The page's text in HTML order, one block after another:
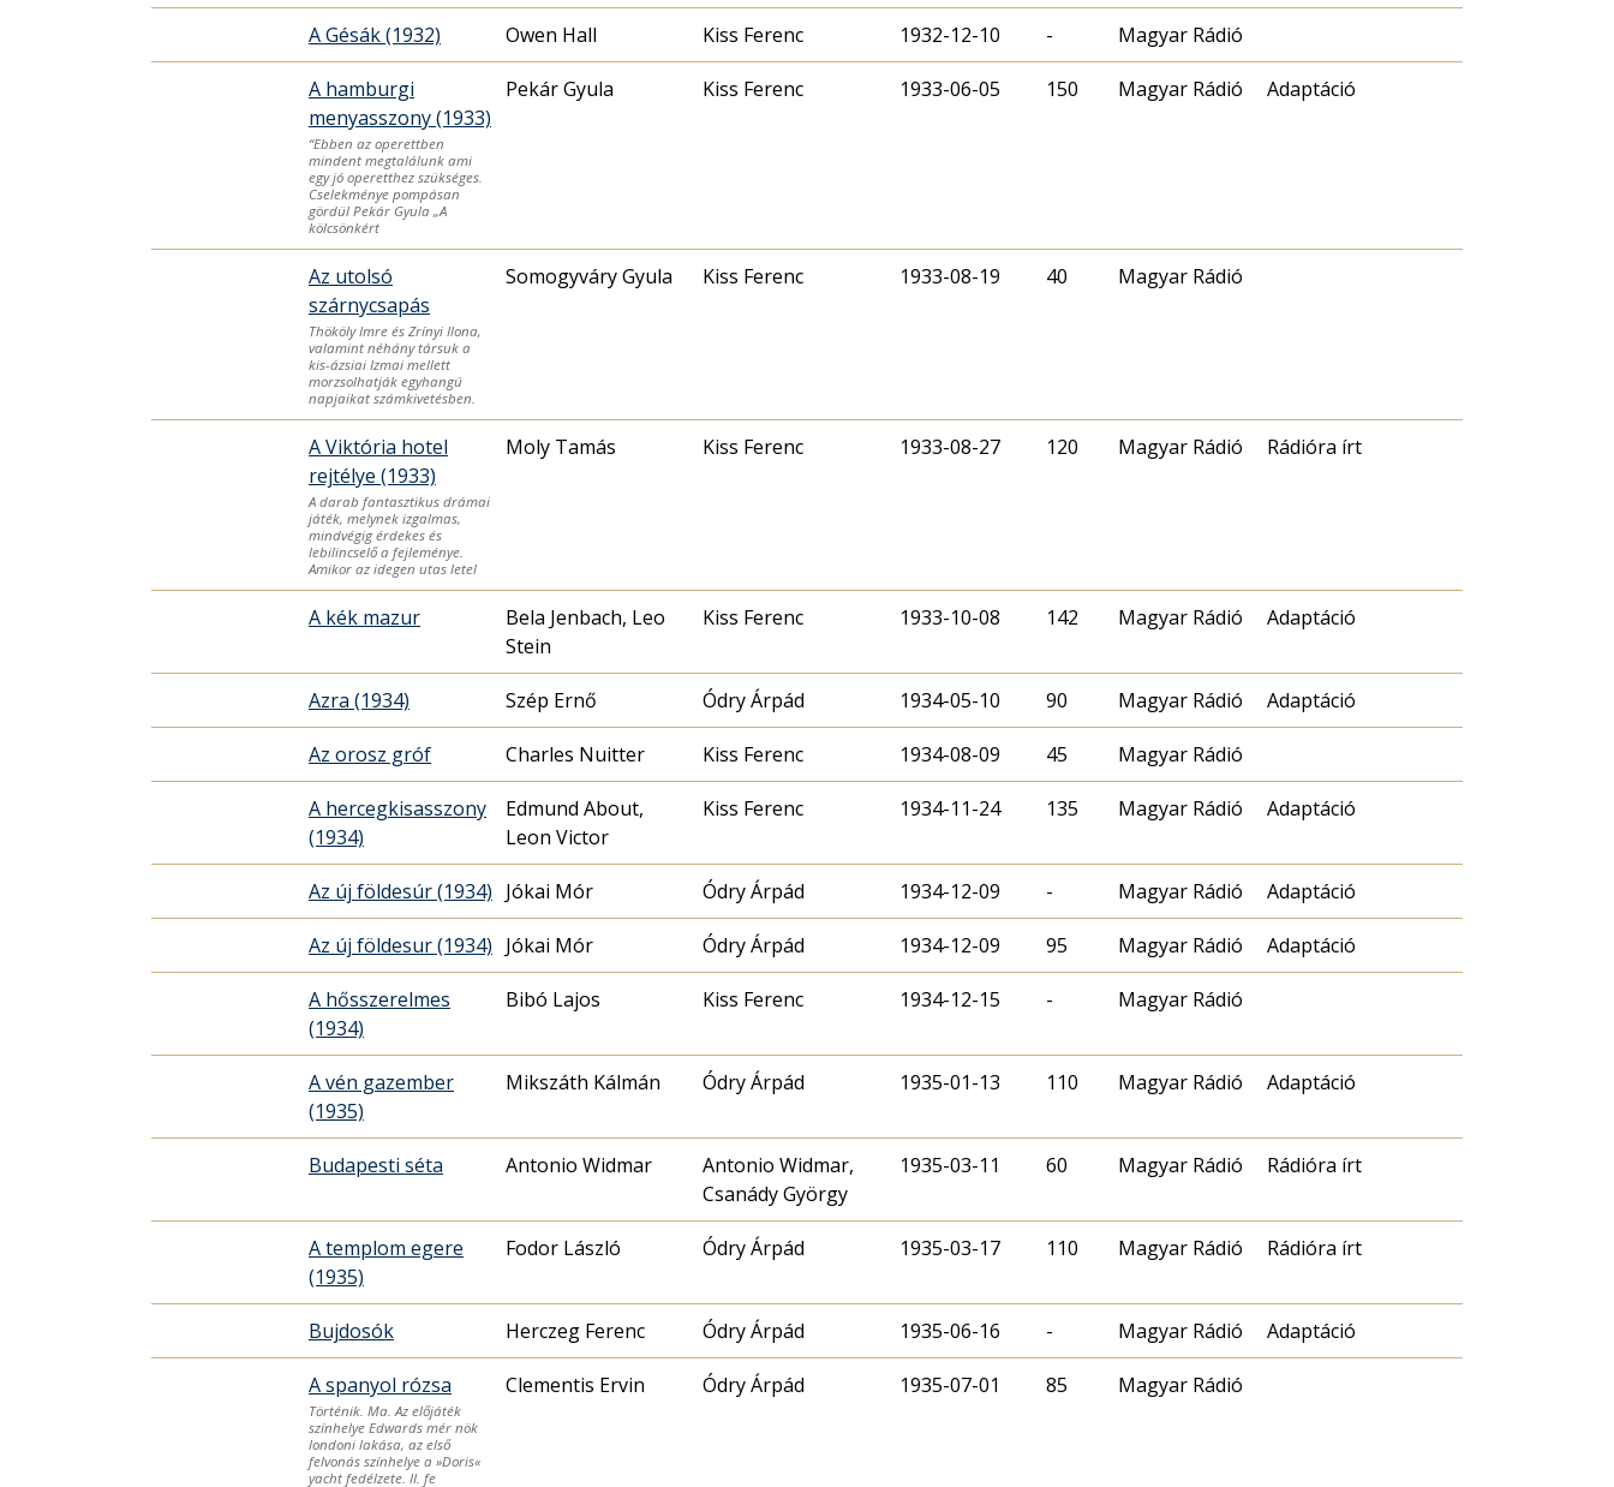
A Gésák (1932) Owen Hall Kiss Ferenc 1932-12-10 - Magyar Rádió
A hamburgi
menyasszony (1933)
“Ebben az operettben
mindent megtalálunk ami
egy jó operetthez szükséges.
Cselekménye pompásan
gördül Pekár Gyula „A
kölcsönkért
Pekár Gyula Kiss Ferenc 1933-06-05 150 Magyar Rádió Adaptáció
Az utolsó
szárnycsapás
Thököly Imre és Zrínyi Ilona,
valamint néhány társuk a
kis-ázsiai Izmai mellett
morzsolhatják egyhangú
napjaikat számkivetésben.
Somogyváry Gyula Kiss Ferenc 1933-08-19 40 Magyar Rádió
A Viktória hotel
rejtélye (1933)
A darab fantasztikus drámai
játék, melynek izgalmas,
mindvégig érdekes és
lebilincselő a fejleménye.
Amikor az idegen utas letel
Moly Tamás Kiss Ferenc 1933-08-27 120 Magyar Rádió Rádióra írt
A kék mazur
Bela Jenbach, Leo
Stein
Kiss Ferenc 1933-10-08 142 Magyar Rádió Adaptáció
Azra (1934) Szép Ernő Ódry Árpád 1934-05-10 90 Magyar Rádió Adaptáció
Az orosz gróf Charles Nuitter Kiss Ferenc 1934-08-09 45 Magyar Rádió
A hercegkisasszony
(1934)
Edmund About,
Leon Victor
Kiss Ferenc 1934-11-24 135 Magyar Rádió Adaptáció
Az új földesúr (1934) Jókai Mór Ódry Árpád 1934-12-09 - Magyar Rádió Adaptáció
Az új földesur (1934) Jókai Mór Ódry Árpád 1934-12-09 95 Magyar Rádió Adaptáció
A hősszerelmes
(1934)
Bibó Lajos Kiss Ferenc 1934-12-15 - Magyar Rádió
A vén gazember
(1935)
Mikszáth Kálmán Ódry Árpád 1935-01-13 110 Magyar Rádió Adaptáció
Budapesti séta Antonio Widmar
Antonio Widmar,
Csanády György
1935-03-11 60 Magyar Rádió Rádióra írt
A templom egere
(1935)
Fodor László Ódry Árpád 1935-03-17 110 Magyar Rádió Rádióra írt
Bujdosók Herczeg Ferenc Ódry Árpád 1935-06-16 - Magyar Rádió Adaptáció
A spanyol rózsa
Történik. Ma. Az előjáték
színhelye Edwards mér nök
londoni lakása, az első
felvonás színhelye a »Doris«
yacht fedélzete. II. fe
Clementis Ervin Ódry Árpád 1935-07-01 85 Magyar Rádió